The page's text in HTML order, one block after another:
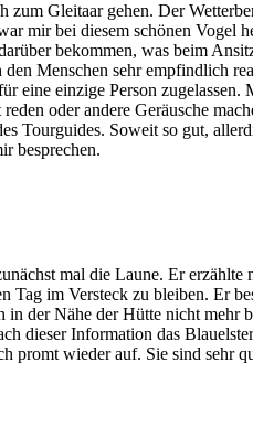
zum Gleitaar gehen. Der
mir bei diesem schönen Vogel
bekommen, was beim
Menschen sehr empfindlich
eine einzige Person
oder andere Geräusche
Tourguides. Soweit so gut,
besprechen.
mal die Laune. Er
Tag im Versteck zu bleiben. Er
in der Nähe der Hütte nicht mehr
dieser Information das
promt wieder auf. Sie sind sehr